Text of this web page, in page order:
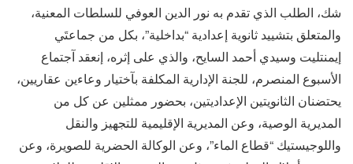
شك، الطلب الذي تقدم به نور الدين العوفي للسلطات المعنية،
والمتعلق بتشييد ثانوية إعدادية “بداخلية”، بكل من جماعتَي
إيمنتليت وسيدي أحمد السايح، والذي على إثره، إنعقد آجتماع
الأسبوع المنصرم، للجنة الإدارية المكلفة بآختيار وعاءين عقاريين،
يحتضنان الثانويتين الإعداديتين، بحضور ممثلين عن كل من
المديرية الوصية، وعن المديرية الإقليمية للتجهيز والنقل
واللوجيستيك “قطاع الماء”، وعن الوكالة الحضرية للصويرة، وعن